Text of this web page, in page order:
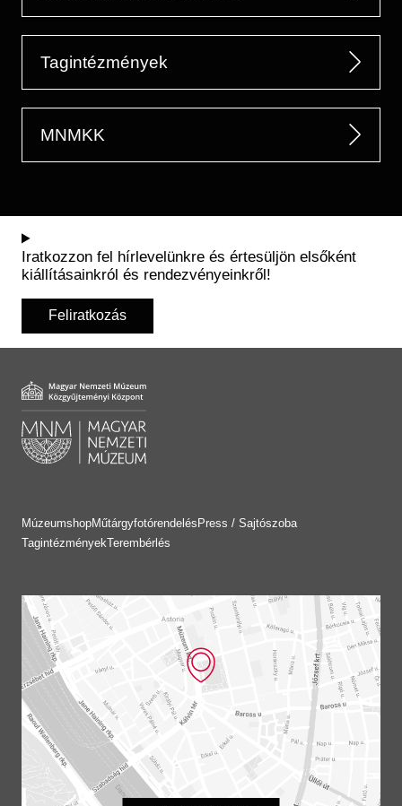
Tagintézmények
MNMKK
Iratkozzon fel hírlevelünkre és értesüljön elsőként
kiállításainkról és rendezvényeinkről!
Feliratkozás
MúzeumshopMűtárgyfotórendelésPress / Sajtószoba
TagintézményekTerembérlés